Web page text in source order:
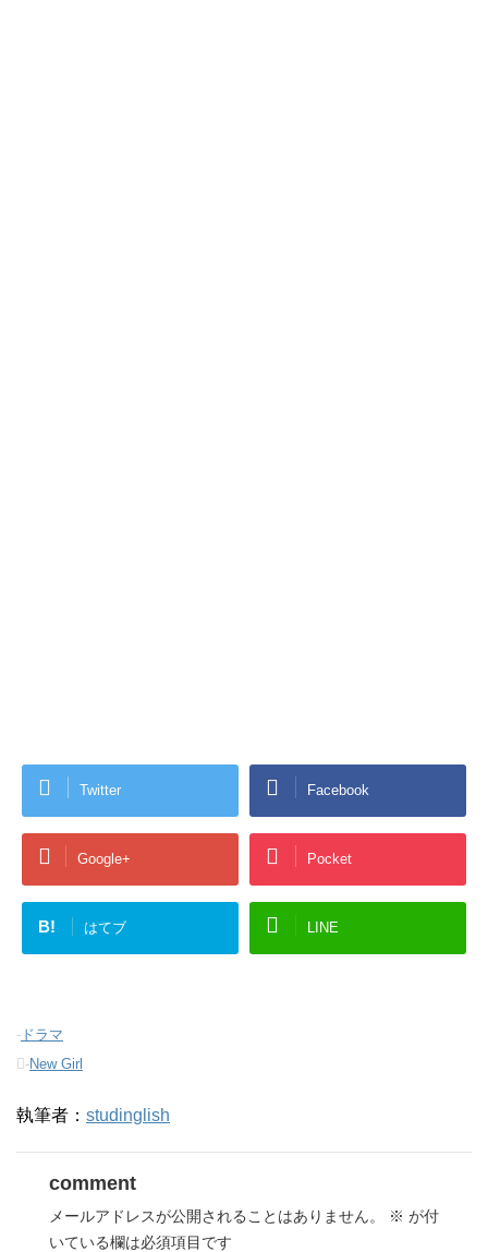
Twitter Facebook
Google+ Pocket
B! はてブ LINE
- ドラマ
-New Girl
執筆者： studinglish
comment
メールアドレスが公開されることはありません。 ※ が付
いている欄は必須項目です